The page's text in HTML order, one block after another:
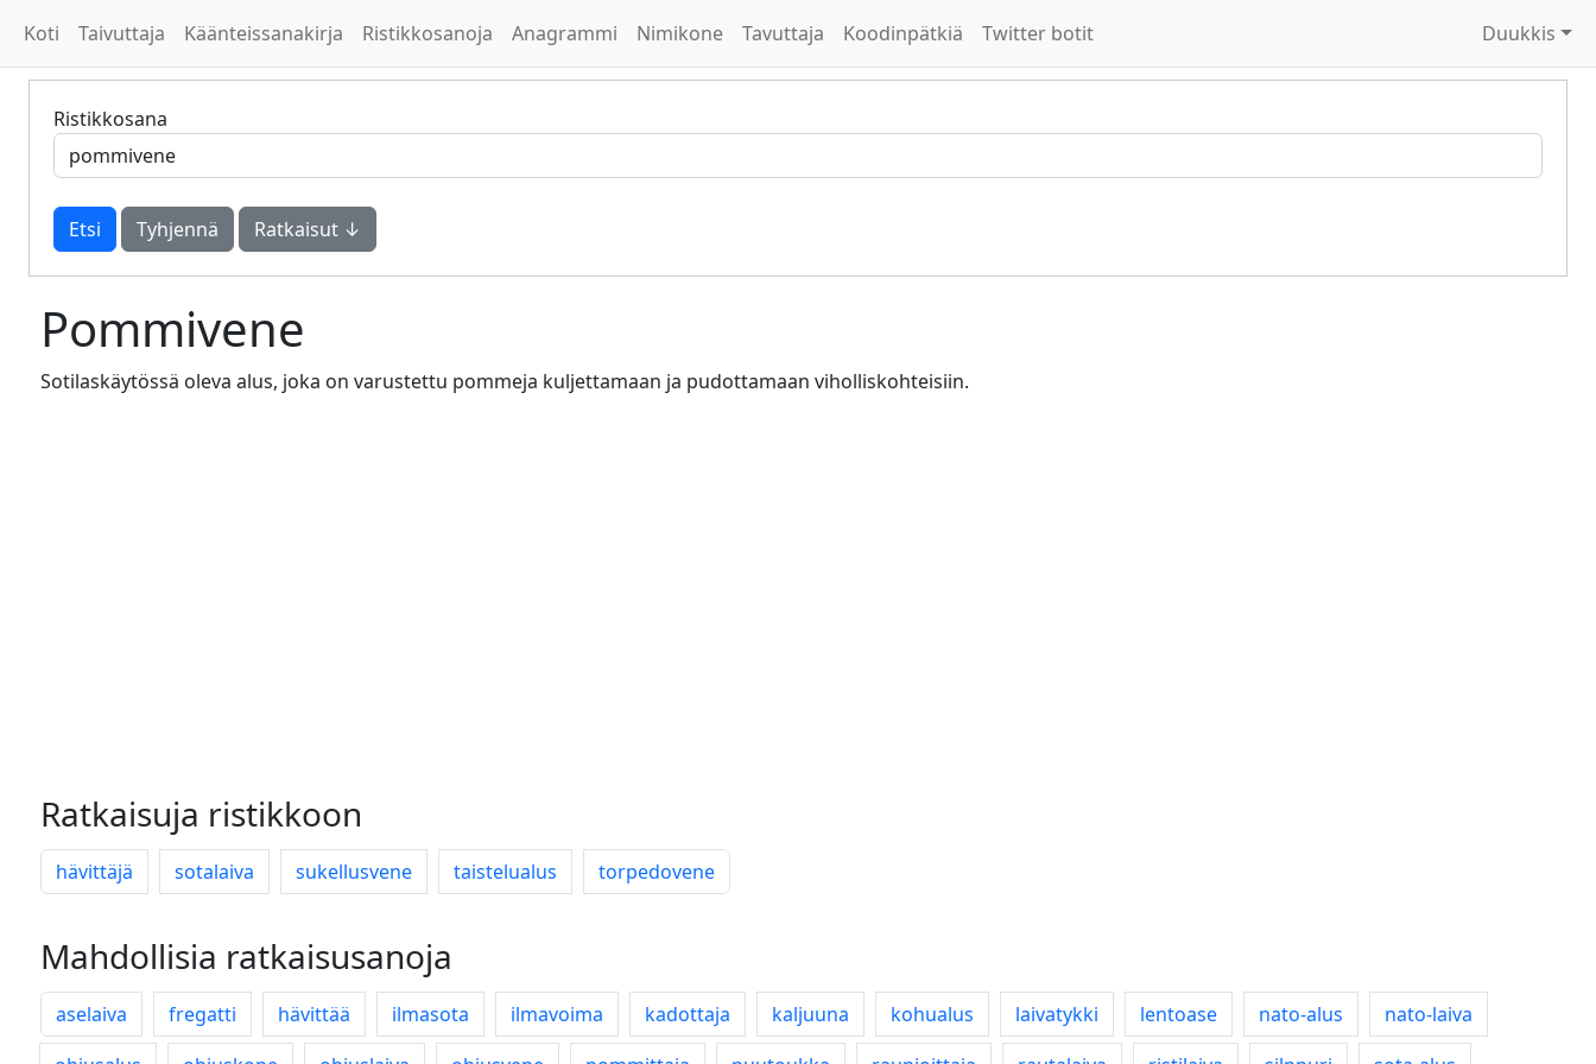
Koti Taivuttaja Käänteissanakirja Ristikkosanoja Anagrammi Nimikone Tavuttaja Koodinpätkiä Twitter botit Duukkis
Ristikkosana
Tyhjennä Ratkaisut ↓
Pommivene
Sotilaskäytössä oleva alus, joka on varustettu pommeja kuljettamaan ja pudottamaan viholliskohteisiin.
Ratkaisuja ristikkoon
hävittäjä sotalaiva sukellusvene taistelualus torpedovene
Mahdollisia ratkaisusanoja
aselaiva fregatti hävittää ilmasota ilmavoima kadottaja kaljuuna kohualus laivatykki lentoase nato-alus
nato-laiva